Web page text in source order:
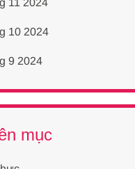
11 2024
10 2024
9 2024
mục